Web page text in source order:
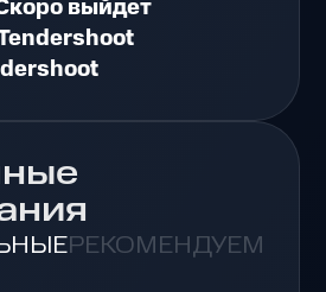
выйдет
РЕКОМЕНДУЕМЫЕ